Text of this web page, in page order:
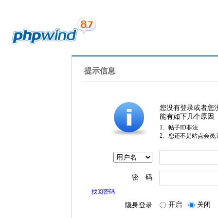
提示信息
您没有登录或者您
能有如下几个原因
1、帖子ID非法
2、您还不是站点会员
密 码
找回密码
隐身登录 开启 关闭